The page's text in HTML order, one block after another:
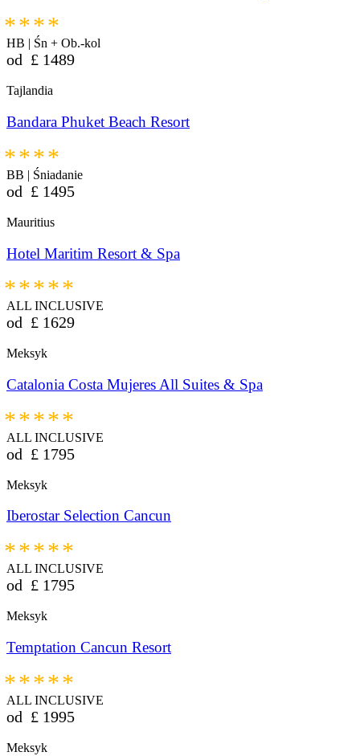
****
HB | Śn + Ob.-kol
od £ 1489
Tajlandia
Bandara Phuket Beach Resort
****
BB | Śniadanie
od £ 1495
Mauritius
Hotel Maritim Resort & Spa
*****
ALL INCLUSIVE
od £ 1629
Meksyk
Catalonia Costa Mujeres All Suites & Spa
*****
ALL INCLUSIVE
od £ 1795
Meksyk
Iberostar Selection Cancun
*****
ALL INCLUSIVE
od £ 1795
Meksyk
Temptation Cancun Resort
*****
ALL INCLUSIVE
od £ 1995
Meksyk